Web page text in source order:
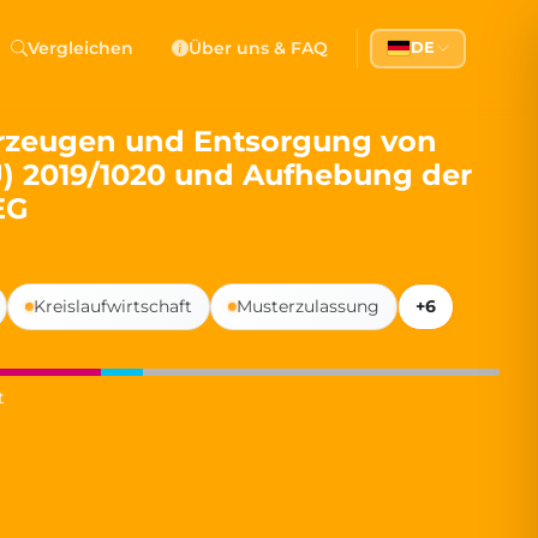
government transparency, and citizen
Vergleichen Über uns & FAQ DE
und Entsorgung von
2019/1020 und Aufhebung der
Kreislaufwirtschaft Musterzulassung
+6